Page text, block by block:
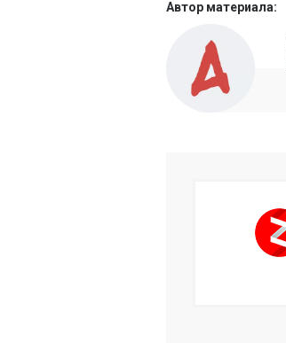
Автор материала: